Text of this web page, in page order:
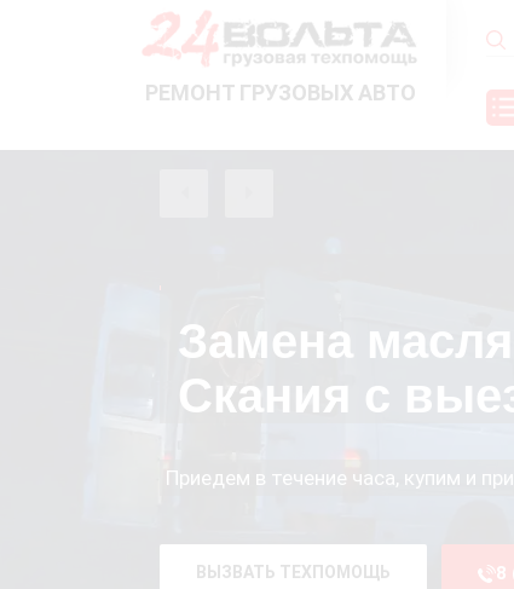
РЕМОНТ ГРУЗОВЫХ АВТО
Замена
Скания с
Приедем в течение часа, купим и
ВЫЗВАТЬ ТЕХПОМОЩЬ 8